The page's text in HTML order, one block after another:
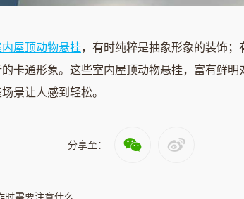
内屋顶动物悬挂，有时纯粹是抽象形象的装饰
卡通形象。这些室内屋顶动物悬挂，富有鲜明
景让人感到轻松。
分享至：